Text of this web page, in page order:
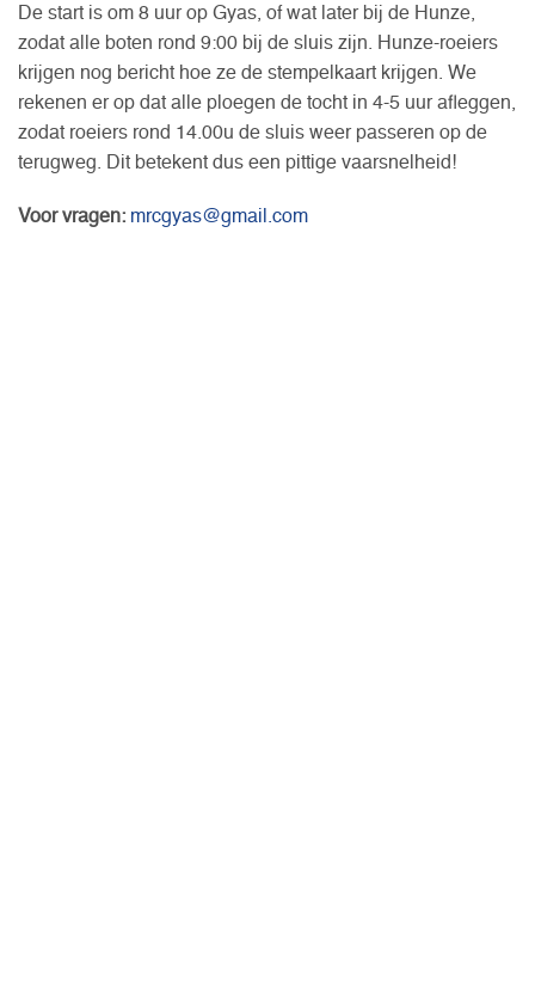
De start is om 8 uur op Gyas, of wat later bij de Hunze,
zodat alle boten rond 9:00 bij de sluis zijn. Hunze-roeiers
krijgen nog bericht hoe ze de stempelkaart krijgen. We
rekenen er op dat alle ploegen de tocht in 4-5 uur afleggen,
zodat roeiers rond 14.00u de sluis weer passeren op de
terugweg. Dit betekent dus een pittige vaarsnelheid!
Voor vragen: mrcgyas@gmail.com